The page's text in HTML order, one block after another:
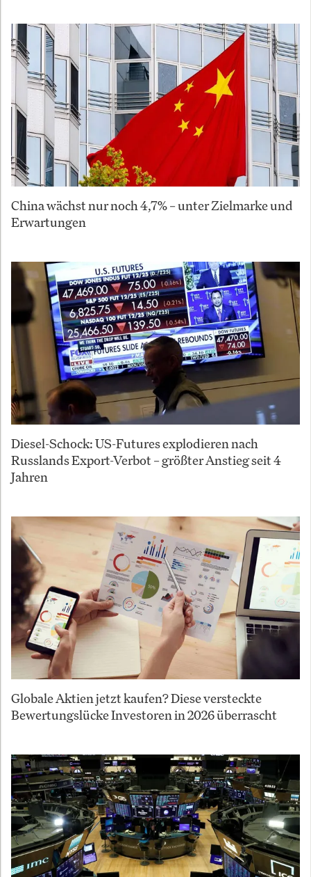
China wächst nur noch 4,7% – unter Zielmarke und
Erwartungen
Diesel-Schock: US-Futures explodieren nach
Russlands Export-Verbot – größter Anstieg seit 4
Jahren
Globale Aktien jetzt kaufen? Diese versteckte
Bewertungslücke Investoren in 2026 überrascht